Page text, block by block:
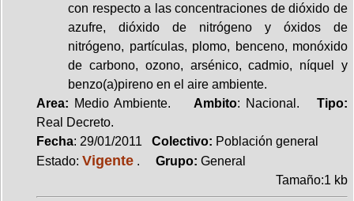
con respecto a las concentraciones de dióxido de
azufre, dióxido de nitrógeno y óxidos de
nitrógeno, partículas, plomo, benceno, monóxido
de carbono, ozono, arsénico, cadmio, níquel y
benzo(a)pireno en el aire ambiente.
Area: Medio Ambiente. Ambito: Nacional.Tipo:
Real Decreto.
Fecha: 29/01/2011 Colectivo: Población general
Estado: Vigente . Grupo: General
Tamaño:1 kb